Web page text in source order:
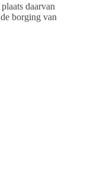
daarvan
borging van